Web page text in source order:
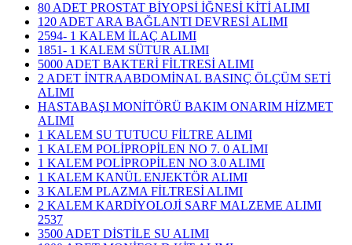
80 ADET PROSTAT BİYOPSİ İĞNESİ KİTİ ALIMI
120 ADET ARA BAĞLANTI DEVRESİ ALIMI
2594- 1 KALEM İLAÇ ALIMI
1851- 1 KALEM SÜTUR ALIMI
5000 ADET BAKTERİ FİLTRESİ ALIMI
2 ADET İNTRAABDOMİNAL BASINÇ ÖLÇÜM SETİ
ALIMI
HASTABAŞI MONİTÖRÜ BAKIM ONARIM HİZMET
ALIMI
1 KALEM SU TUTUCU FİLTRE ALIMI
1 KALEM POLİPROPİLEN NO 7. 0 ALIMI
1 KALEM POLİPROPİLEN NO 3.0 ALIMI
1 KALEM KANÜL ENJEKTÖR ALIMI
3 KALEM PLAZMA FİLTRESİ ALIMI
​2 KALEM KARDİYOLOJİ SARF MALZEME ALIMI
2537
3500 ADET DİSTİLE SU ALIMI